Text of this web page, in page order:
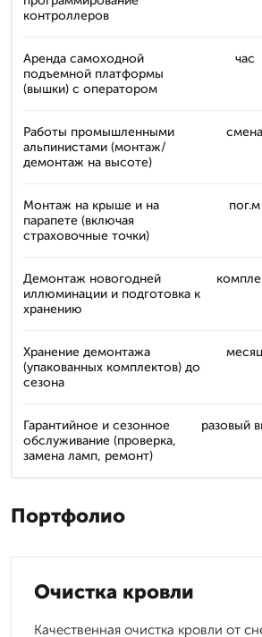
контроллеров
Аренда самоходной
подъемной платформы
(вышки) с оператором
час
Работы промышленными
альпинистами (монтаж/
демонтаж на высоте)
смена
Монтаж на крыше и на
парапете (включая
страховочные точки)
пог.м
Демонтаж новогодней
иллюминации и подготовка к
хранению
Хранение демонтажа
(упакованных комплектов) до
сезона
Гарантийное и сезонное
обслуживание (проверка,
замена ламп, ремонт)
разовый
Портфолио
Очистка кровли
Качественная очистка кровли от